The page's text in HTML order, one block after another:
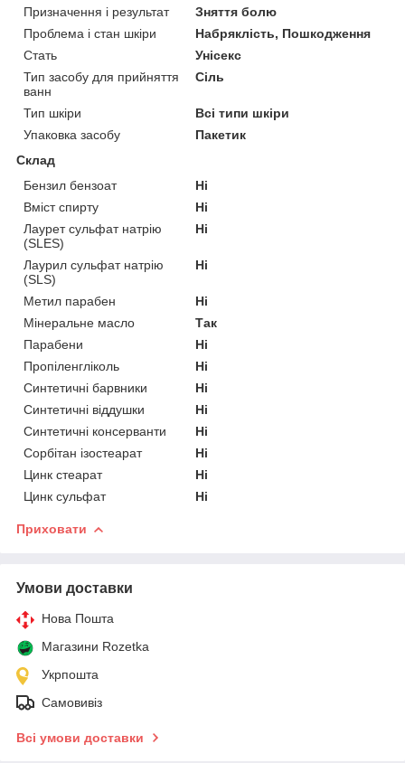
Призначення і результат
Зняття болю
Проблема і стан шкіри
Набряклість, Пошкодження
Стать
Унісекс
Тип засобу для прийняття
ванн
Сіль
Тип шкіри
Всі типи шкіри
Упаковка засобу
Пакетик
Склад
Бензил бензоат
Ні
Вміст спирту
Ні
Лаурет сульфат натрію
(SLES)
Ні
Лаурил сульфат натрію
(SLS)
Ні
Метил парабен
Ні
Мінеральне масло
Так
Парабени
Ні
Пропіленгліколь
Ні
Синтетичні барвники
Ні
Синтетичні віддушки
Ні
Синтетичні консерванти
Ні
Сорбітан ізостеарат
Ні
Цинк стеарат
Ні
Цинк сульфат
Ні
Приховати
Умови доставки
Нова Пошта
Магазини Rozetka
Укрпошта
Самовивіз
Всі умови доставки